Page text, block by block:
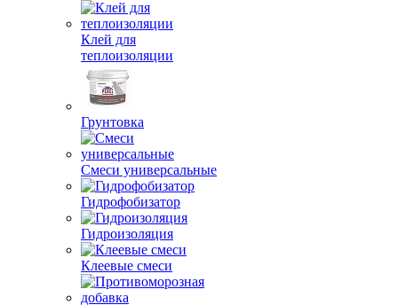
Клей для
теплоизоляции
Грунтовка
Смеси универсальные
Гидрофобизатор
Гидроизоляция
Клеевые смеси